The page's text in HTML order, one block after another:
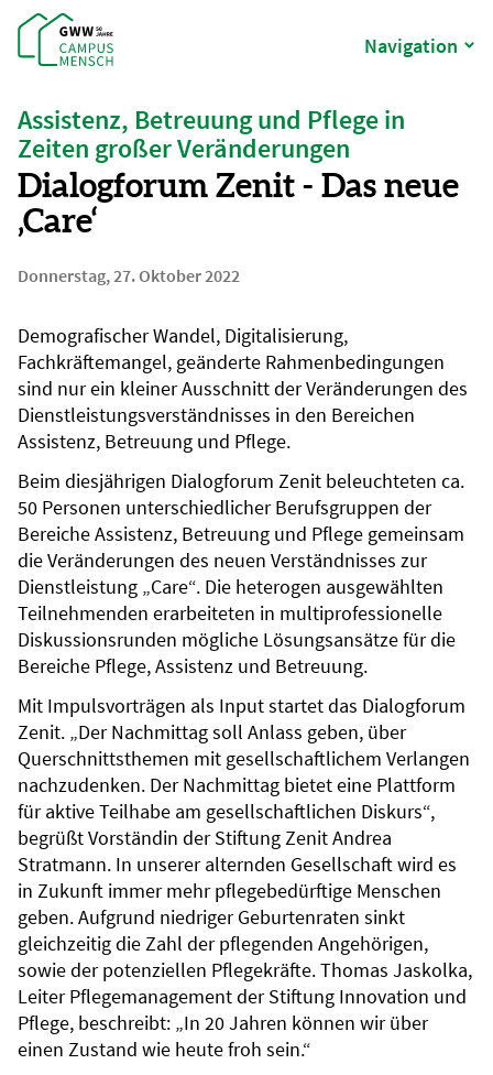
Navigation
Assistenz, Betreuung und Pflege in
Zeiten großer Veränderungen
Dialogforum Zenit - Das neue
‚Care‘
Donnerstag, 27. Oktober 2022
Demografischer Wandel, Digitalisierung,
Fachkräftemangel, geänderte Rahmenbedingungen
sind nur ein kleiner Ausschnitt der Veränderungen des
Dienstleistungsverständnisses in den Bereichen
Assistenz, Betreuung und Pflege.
Beim diesjährigen Dialogforum Zenit beleuchteten ca.
50 Personen unterschiedlicher Berufsgruppen der
Bereiche Assistenz, Betreuung und Pflege gemeinsam
die Veränderungen des neuen Verständnisses zur
Dienstleistung „Care“. Die heterogen ausgewählten
Teilnehmenden erarbeiteten in multiprofessionelle
Diskussionsrunden mögliche Lösungsansätze für die
Bereiche Pflege, Assistenz und Betreuung.
Mit Impulsvorträgen als Input startet das Dialogforum
Zenit. „Der Nachmittag soll Anlass geben, über
Querschnittsthemen mit gesellschaftlichem Verlangen
nachzudenken. Der Nachmittag bietet eine Plattform
für aktive Teilhabe am gesellschaftlichen Diskurs“,
begrüßt Vorständin der Stiftung Zenit Andrea
Stratmann. In unserer alternden Gesellschaft wird es
in Zukunft immer mehr pflegebedürftige Menschen
geben. Aufgrund niedriger Geburtenraten sinkt
gleichzeitig die Zahl der pflegenden Angehörigen,
sowie der potenziellen Pflegekräfte. Thomas Jaskolka,
Leiter Pflegemanagement der Stiftung Innovation und
Pflege, beschreibt: „In 20 Jahren können wir über
einen Zustand wie heute froh sein.“